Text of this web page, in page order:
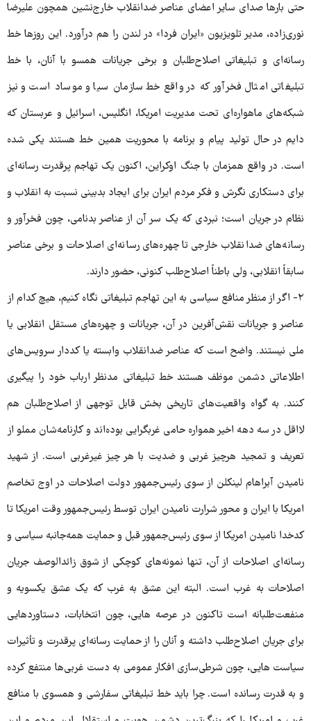
حتی بارها صدای سایر اعضای عناصر ضدانقلاب خارج‌نشین همچون علیرضا
نوری‌زاده، مدیر تلویزیون «ایران فردا» در لندن را هم درآورد. این روزها خط
رسانه‌ای و تبلیغاتی اصلاح‌طلبان و برخی جریانات همسو با آنان، با خط
تبلیغاتی امثال فخرآور که در واقع خط سازمان سیا و موساد است و نیز
شبکه‌های ماهواره‌ای تحت مدیریت امریکا، انگلیس، اسرائیل و عربستان که
دایم در حال تولید پیام و برنامه با محوریت همین خط هستند یکی شده
است. در واقع همزمان با جنگ اوکراین، اکنون یک تهاجم پرقدرت رسانه‌ای
برای دستکاری نگرش و فکر مردم ایران برای ایجاد بدبینی نسبت به انقلاب و
نظام در جریان است؛ نبردی که یک سر آن از عناصر بدنامی، چون فخرآور و
رسانه‌های ضدانقلاب خارجی تا چهره‌های رسانه‌ای اصلاحات و برخی عناصر
سابقاً انقلابی، ولی باطناً اصلاح‌طلب کنونی، حضور دارند.
۲- اگر از منظر منافع سیاسی به این تهاجم تبلیغاتی نگاه کنیم، هیچ کدام از
عناصر و جریانات نقش‌آفرین در آن، جریانات و چهره‌های مستقل انقلابی یا
ملی نیستند. واضح است که عناصر ضدانقلاب وابسته یا کددار سرویس‌های
اطلاعاتی دشمن موظف هستند خط تبلیغاتی مدنظر ارباب خود را پیگیری
کنند. به گواه واقعیت‌های تاریخی بخش قابل توجهی از اصلاح‌طلبان هم
لااقل در سه دهه اخیر همواره حامی غربگرایی بوده‌اند و کارنامه‌شان مملو از
تعریف و تمجید هرچیز غربی و ضدیت با هر چیز غیرغربی است. از شهید
نامیدن آبراهام لینکلن از سوی رئیس‌جمهور دولت اصلاحات در اوج تخاصم
امریکا با ایران و محور شرارت نامیدن ایران توسط رئیس‌جمهور وقت امریکا تا
کدخدا نامیدن امریکا از سوی رئیس‌جمهور قبل و حمایت همه‌جانبه سیاسی و
رسانه‌ای اصلاحات از آن، تنها نمونه‌های کوچکی از شوق زائدالوصف جریان
اصلاحات به غرب است. البته این عشق به غرب که یک عشق یکسویه و
منفعت‌طلبانه است تاکنون در عرصه هایی، چون انتخابات، دستاوردهایی
برای جریان اصلاح‌طلب داشته و آنان را از حمایت رسانه‌ای پرقدرت و تأثیرات
سیاست هایی، چون شرطی‌سازی افکار عمومی به دست غربی‌ها منتفع کرده
و به قدرت رسانده است. چرا باید خط تبلیغاتی سفارشی و همسوی با منافع